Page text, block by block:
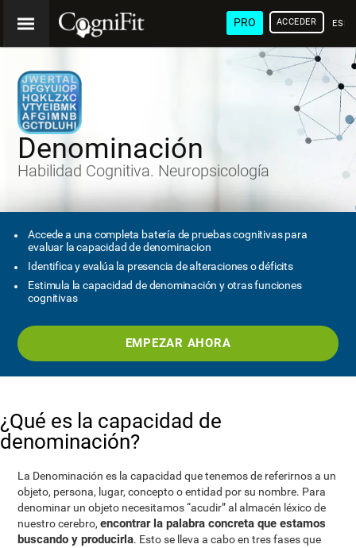
PRO ACCEDER
Denominación
Habilidad Cognitiva. Neuropsicología
Accede a una completa batería de pruebas cognitivas para
evaluar la capacidad de denominacion
Identifica y evalúa la presencia de alteraciones o déficits
Estimula la capacidad de denominación y otras funciones
cognitivas
EMPEZAR AHORA
¿Qué es la capacidad de
denominación?
La Denominación es la capacidad que tenemos de referirnos a un
objeto, persona, lugar, concepto o entidad por su nombre. Para
denominar un objeto necesitamos “acudir” al almacén léxico de
nuestro cerebro,encontrar la palabra concreta que estamos
buscando y producirla. Esto se lleva a cabo en tres fases que